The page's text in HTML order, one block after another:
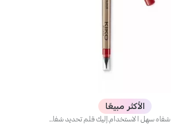
الأكثر مبيعًا